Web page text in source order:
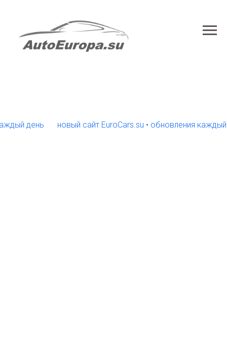
день новый сайт EuroCars.su • обновления каждый